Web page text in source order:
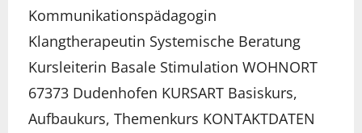
Kommunikationspädagogin
Klangtherapeutin Systemische Beratung
Kursleiterin Basale Stimulation WOHNORT
67373 Dudenhofen KURSART Basiskurs,
Aufbaukurs, Themenkurs KONTAKTDATEN